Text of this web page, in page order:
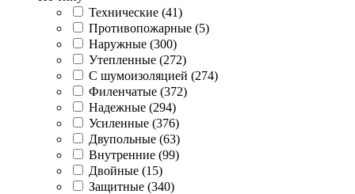
Технические (41)
Противопожарные (5)
Наружные (300)
Утепленные (272)
С шумоизоляцией (274)
Филенчатые (372)
Надежные (294)
Усиленные (376)
Двупольные (63)
Внутренние (99)
Двойные (15)
Защитные (340)